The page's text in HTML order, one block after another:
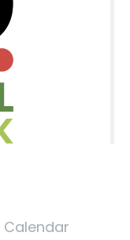
Calendar